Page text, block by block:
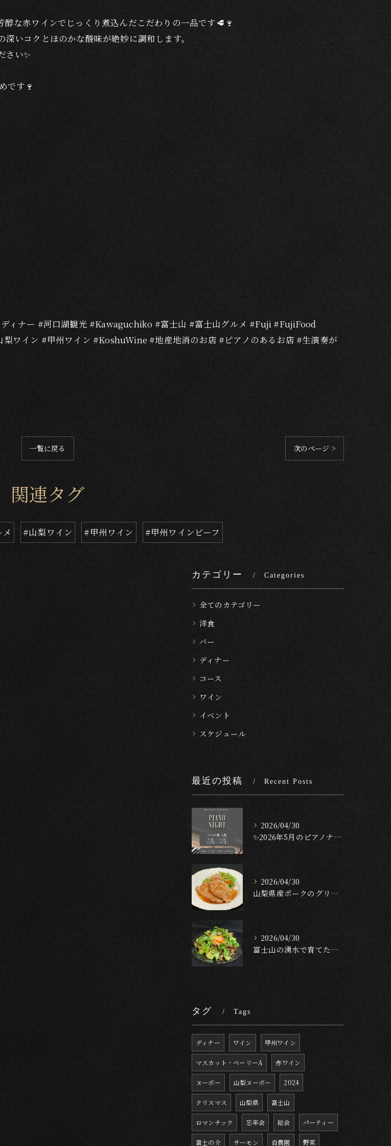
な赤ワインでじっくり煮込んだこだわりの一品です🥩🍷
いコクとほのかな酸味が絶妙に調和します。
さい✨️
です🍷
ィナー #河口湖観光 #Kawaguchiko #富士山 #富士山グルメ #Fuji #FujiFood
ワイン #甲州ワイン #KoshuWine #地産地消のお店 #ピアノのあるお店 #生演奏が
一覧に戻る 次のページ >
関連タグ
#山梨ワイン #甲州ワイン #甲州ワインビーフ
カテゴリー Categories
全てのカテゴリー
洋食
バー
ディナー
コース
ワイン
イベント
スケジュール
最近の投稿 Recent Posts
2026/04/30
✨2026年5月のピアノナイト✨
2026/04/30
山梨県産ポークのグリル — ガーリック・テリヤキ・ソース🐖🔥...
2026/04/30
富士山の湧水で育てたクレソンのサラダ🥬✨[English f...
タグ Tags
ディナー ワイン 甲州ワイン
マスカット・ベーリーA 赤ワイン
ヌーボー 山梨ヌーボー 2024
クリスマス 山梨県 富士山
ロマンチック 忘年会 総会 パーティー
富士の介 サーモン 自農園 野菜